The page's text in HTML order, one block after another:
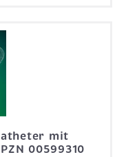
mit
00599310